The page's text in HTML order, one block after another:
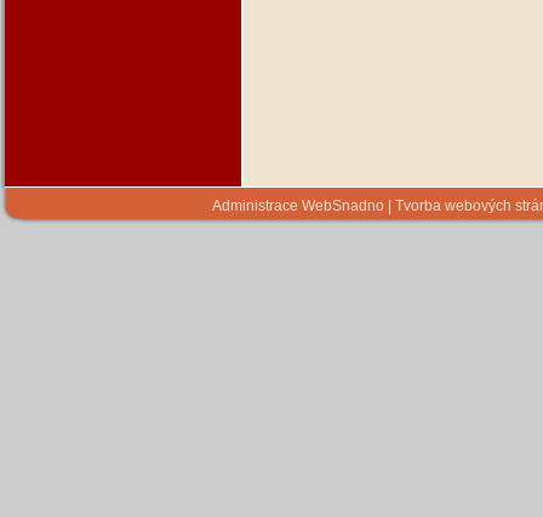
Administrace WebSnadno Tvorba webových